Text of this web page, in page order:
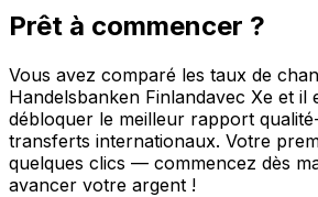
Prêt à commencer ?
Vous avez comparé les taux de
Handelsbanken Finlandavec Xe et il
débloquer le meilleur rapport
transferts internationaux. Votre
quelques clics — commencez dès
avancer votre argent !